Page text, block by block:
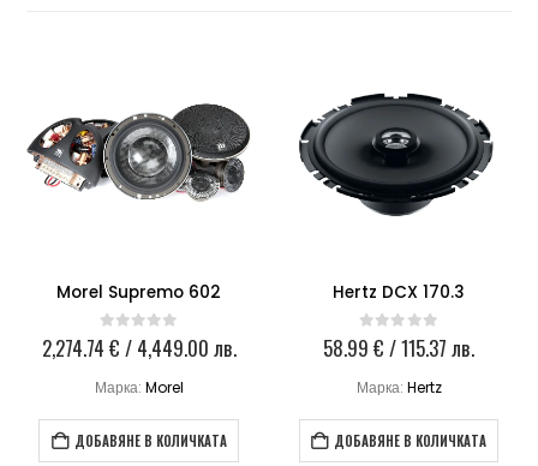
Morel Supremo 602
0 out of 5
2,274.74 € / 4,449.00 лв.
Марка: Morel
ДОБАВЯНЕ В КОЛИЧКАТА
Hertz DCX 170.3
0 out of 5
58.99€ / 115.37 лв.
Марка: Hertz
ДОБАВЯНЕ В КОЛИЧКАТА